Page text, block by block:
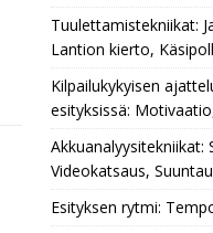
Tuulettamistekniikat:
Lantion kierto,
Kilpailukykyisen
esityksissä:
Videokatsaus,
Esityksen rytmi: